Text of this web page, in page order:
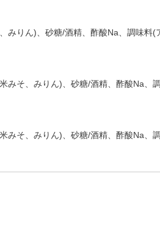
みりん)、砂糖/酒精、酢酸Na、調味料(
みそ、みりん)、砂糖/酒精、酢酸Na、
みそ、みりん)、砂糖/酒精、酢酸Na、